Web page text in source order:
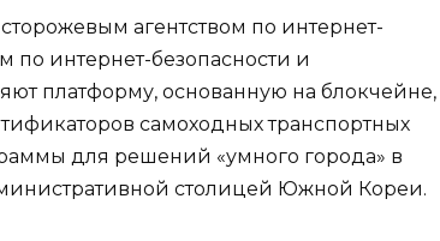
агентством по интернет-
по интернет-безопасности и
платформу, основанную на блокчейне,
самоходных транспортных
для решений «умного города» в
столицей Южной Кореи.